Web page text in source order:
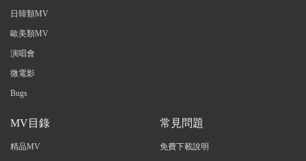
日韓類MV
歐美類MV
演唱會
微電影
Bugs
MV目錄
精品MV
常見問題
免費下載說明